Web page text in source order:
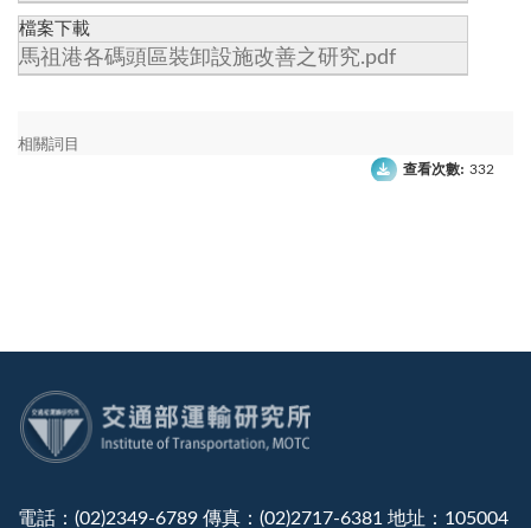
檔案下載
馬祖港各碼頭區裝卸設施改善之研究.pdf
相關詞目
查看次數: 332
電話：(02)2349-6789 傳真：(02)2717-6381 地址：105004